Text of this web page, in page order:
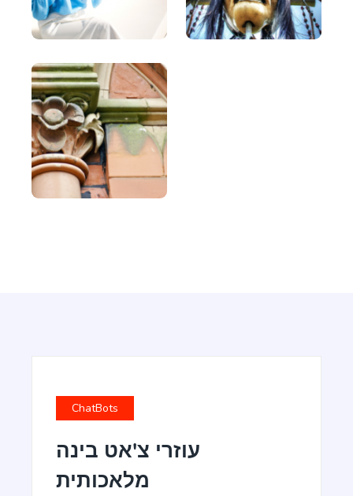
Article Rewriter
Copy an article, paste it in to the program, and
with just one click you'll have an entirely different
article to read.
Talking Points
subheadings of your article
ChatBots
עוזרי צ'אט בינה
מלאכותית